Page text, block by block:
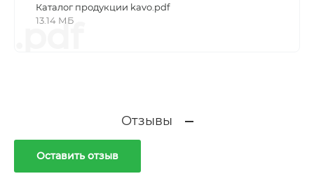
Каталог продукции kavo.pdf
13.14 МБ
.pdf
Отзывы
Оставить отзыв